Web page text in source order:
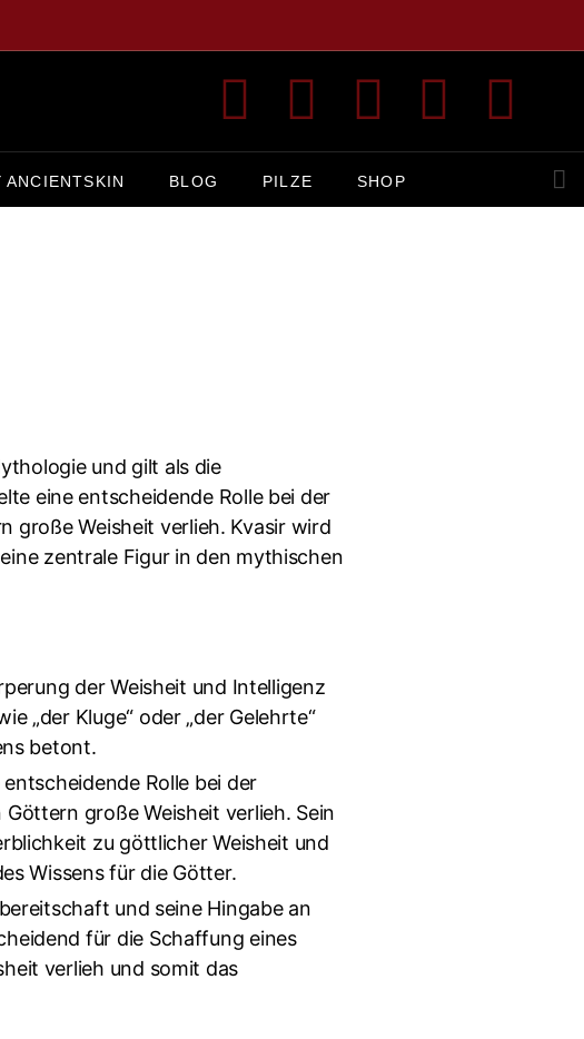
ANCIENTSKIN BLOG PILZE SHOP
und gilt als die
eine entscheidende Rolle bei der
große Weisheit verlieh. Kvasir wird
zentrale Figur in den mythischen
der Weisheit und Intelligenz
„der Kluge“ oder „der Gelehrte“
betont.
Rolle bei der
große Weisheit verlieh. Sein
zu göttlicher Weisheit und
Wissens für die Götter.
und seine Hingabe an
für die Schaffung eines
verlieh und somit das